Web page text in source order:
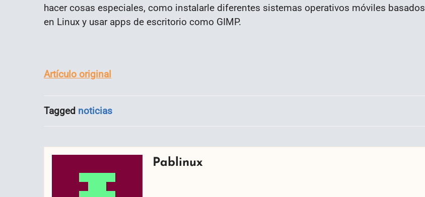
hacer cosas especiales, como instalarle diferentes sistemas operativos móviles basados
en Linux y usar apps de escritorio como GIMP.
Artículo original
Tagged noticias
Pablinux